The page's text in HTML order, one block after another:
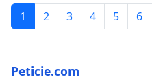
1 2 3 4 5 6
Peticie.com